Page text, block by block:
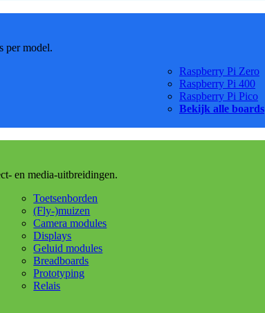
per model.
Raspberry Pi Zero
Raspberry Pi 400
Raspberry Pi Pico
Bekijk alle boards
en media-uitbreidingen.
Toetsenborden
(Fly-)muizen
Camera modules
Displays
Geluid modules
Breadboards
Prototyping
Relais